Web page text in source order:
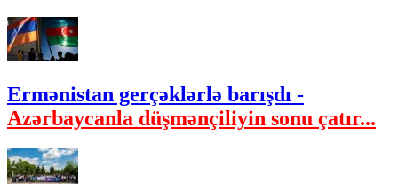
Ermənistan gerçəklərlə barışdı -
Azərbaycanla düşmənçiliyin sonu çatır...